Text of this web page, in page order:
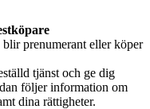
prenumerant eller köper
tjänst och ge dig
följer information om
dina rättigheter.